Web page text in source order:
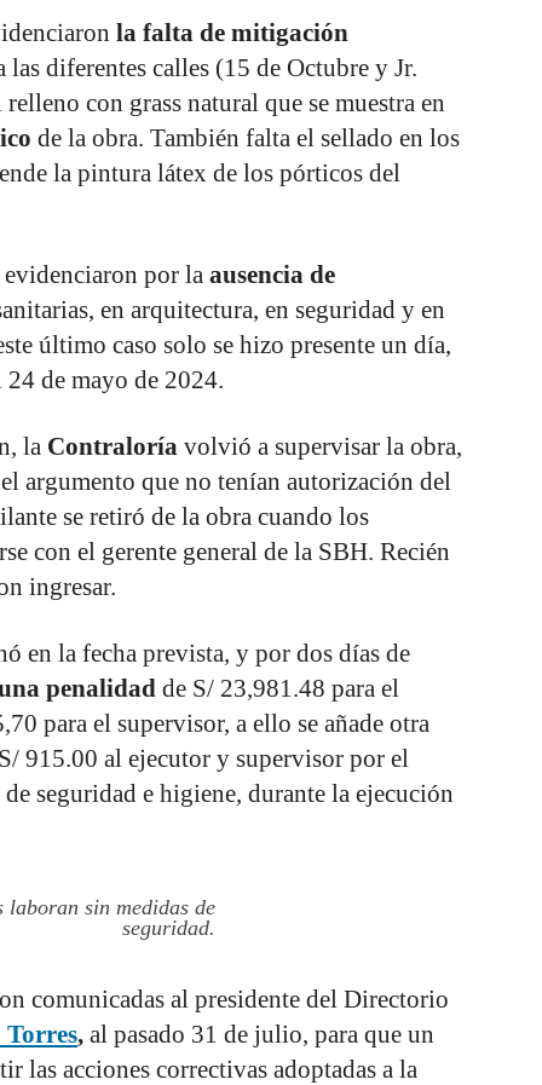
la falta de mitigación
las diferentes calles (15 de Octubre y Jr.
con grass natural que se muestra en
de la obra. También falta el sellado en los
la pintura látex de los pórticos del
evidenciaron por la ausencia de
en arquitectura, en seguridad y en
último caso solo se hizo presente un día,
24 de mayo de 2024.
la Contraloría volvió a supervisar la obra,
argumento que no tenían autorización del
se retiró de la obra cuando los
con el gerente general de la SBH. Recién
ingresar.
en la fecha prevista, y por dos días de
penalidad de S/ 23,981.48 para el
para el supervisor, a ello se añade otra
915.00 al ejecutor y supervisor por el
seguridad e higiene, durante la ejecución
laboran sin medidas de
seguridad.
comunicadas al presidente del Directorio
, al pasado 31 de julio, para que un
las acciones correctivas adoptadas a la